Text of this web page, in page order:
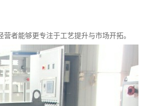
者能够更专注于工艺提升与市场开拓。